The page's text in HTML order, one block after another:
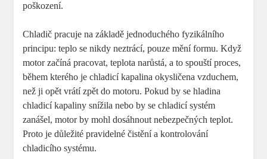
poškození.
Chladič pracuje na základě jednoduchého fyzikálního
principu: teplo se nikdy neztrácí, pouze mění formu. Když
motor začíná pracovat, teplota narůstá, a to spouští proces,
během kterého je chladicí kapalina okysličena vzduchem,
než ji opět vrátí zpět do motoru. Pokud by se hladina
chladicí kapaliny snížila nebo by se chladicí systém
zanášel, motor by mohl dosáhnout nebezpečných teplot.
Proto je důležité pravidelné čistění a kontrolování
chladicího systému.